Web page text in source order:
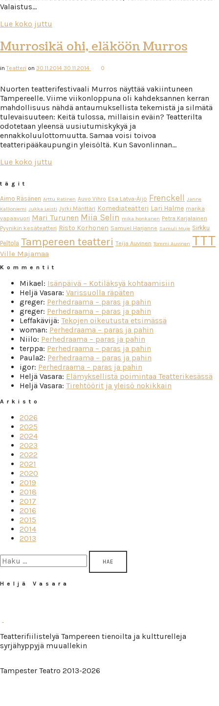
Valaistus…
Lue koko juttu
Murrosikä ohi, eläköön Murros
inTeatteri on 30.11.2014 30.11.2014 0
Nuorten teatterifestivaali Murros näyttää vakiintuneen
Tampereelle. Viime viikonloppuna oli kahdeksannen kerran
mahdollisuus nähdä antaumuksellista tekemistä ja silmätä
tulevaisuuteen: Keitä tulossa, millaisin eväin? Teatterilta
odotetaan yleensä uusiutumiskykyä ja
ennakkoluulottomuutta. Samaa voisi toivoa
teatteripääkaupungin yleisöltä. Kun Savonlinnan…
Lue koko juttu
tägit
Aimo Räsänen Arttu Ratinen Auvo Vihro Esa Latva-Äijö Frenckell Janne
Kallioniemi Jukka Leisti Jyrki Mänttäri Komediateatteri Lari Halme marika
vapaavuori Mari Turunen Miia Selin mika honkanen Petra Karjalainen
Pyynikin kesäteatteri Risto Korhonen Samuel Harjanne Samuli Muje Sirkku
Peltola Tampereen teatteri Teija Auvinen Tommi Auvinen TTT
Ville Majamaa
Kommentit
Mikael: Isänpäivä – Kotiläksyä kohtaamisiin
Heljä Vasara: Varissuolla räpäten
greger: Perhedraama – paras ja pahin
greger: Perhedraama – paras ja pahin
Leffakävijä: Tekojen oikeutusta etsimässä
woman: Perhedraama – paras ja pahin
Niilo: Perhedraama – paras ja pahin
terppa: Perhedraama – paras ja pahin
Paula2: Perhedraama – paras ja pahin
igor: Perhedraama – paras ja pahin
Heljä Vasara: Elämyksellistä poimintaa Teatterikesässä
Heljä Vasara: Tirehtöörit ja yleisö nokikkain
Arkisto
2026
2025
2024
2023
2022
2021
2020
2019
2018
2017
2016
2015
2014
2013
Haku:
Heljä Vasara
Teatterifiilistelyä Tampereen tienoilta ja kultturelleja
syrjähyppyjä muuallekin
Tampester Teatro 2013-2026